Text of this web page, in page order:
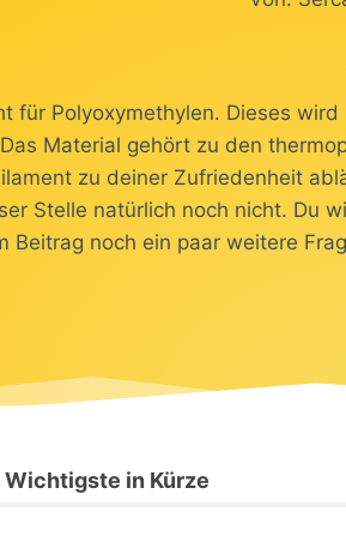
für Polyoxymethylen. Dieses
Material gehört zu den
zu deiner Zufriedenheit
Stelle natürlich noch nicht. Du
Beitrag noch ein paar weitere
Wichtigste in Kürze